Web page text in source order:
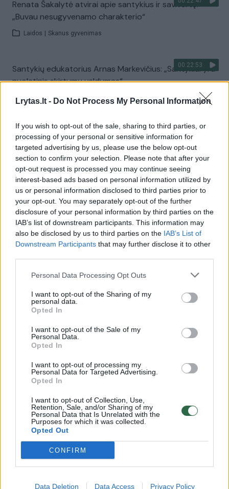
Lrytas.lt - Do Not Process My Personal Information
If you wish to opt-out of the sale, sharing to third parties, or
processing of your personal or sensitive information for
targeted advertising by us, please use the below opt-out
section to confirm your selection. Please note that after your
opt-out request is processed you may continue seeing
interest-based ads based on personal information utilized by
us or personal information disclosed to third parties prior to
your opt-out. You may separately opt-out of the further
disclosure of your personal information by third parties on the
IAB’s list of downstream participants. This information may
also be disclosed by us to third parties on the IAB’s List of
Downstream Participants that may further disclose it to other
Personal Data Processing Opt Outs
I want to opt-out of the Sharing of my
personal data.
Opted In
I want to opt-out of the Sale of my
Personal Data.
Opted In
I want to opt-out of processing my
Personal Data for Targeted Advertising.
Opted In
I want to opt-out of Collection, Use,
Retention, Sale, and/or Sharing of my
Personal Data that Is Unrelated with the
Purposes for which it was collected.
Opted Out
CONFIRM
Data Deletion Data Access Privacy Policy
Renata Šakalytė atvirai apie santykius ir savivertę:
„Buvau nesugyvenamo charakterio“
Laidos Skanus gyvenimas
00:22:53
Santykių edukatorius Arnas Markevičius: „Santykiai yra
nuolatinis skirtumų valdymas“
Laidos | Skanus gyvenimas
00:22:59
Miglė Saldukė: „Nors vaikystę leidau tarp krepšinio
žvaigždžių, tėvai mokino, kad visi žmonės yra lygūs“
Laidos | Skanus gyvenimas
00:22:41
Mikaitis apie keliones, sveikatos bėdas ir santykius:
„Esu sunkiai sugyvenamas“
Laidos | Skanus gyvenimas
00:20:22
Monika Falcon apie artimą ryšį su mama: „Nuo
vaikystės svajojau būti tokia kaip ji“
Laidos Skanus gyvenimas
Balyje antruosius namus atradusi Monika Poškutė:
„Nenoriu laukti to gyvenimo“ (2026-04-11)
žmoguje matau Lietuvos ateitį“ (2026-04-04)
Laidos | Skanus gyvenimas
„IKI šefų kovos. Desertai“ nugalėtojas: „Jeigu turiu
palaikymą – galiu kalnus nuversti“ (2026-03-28)
Laidos | Skanus gyvenimas